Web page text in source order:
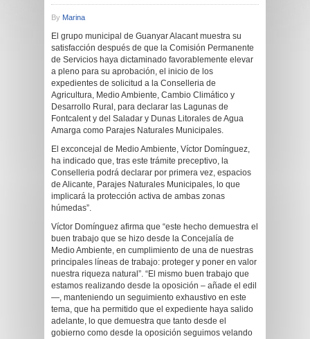
By Marina
El grupo municipal de Guanyar Alacant muestra su
satisfacción después de que la Comisión Permanente
de Servicios haya dictaminado favorablemente elevar
a pleno para su aprobación, el inicio de los
expedientes de solicitud a la Conselleria de
Agricultura, Medio Ambiente, Cambio Climático y
Desarrollo Rural, para declarar las Lagunas de
Fontcalent y del Saladar y Dunas Litorales de Agua
Amarga como Parajes Naturales Municipales.
El exconcejal de Medio Ambiente, Víctor Domínguez,
ha indicado que, tras este trámite preceptivo, la
Conselleria podrá declarar por primera vez, espacios
de Alicante, Parajes Naturales Municipales, lo que
implicará la protección activa de ambas zonas
húmedas”.
Víctor Domínguez afirma que “este hecho demuestra el
buen trabajo que se hizo desde la Concejalía de
Medio Ambiente, en cumplimiento de una de nuestras
principales líneas de trabajo: proteger y poner en valor
nuestra riqueza natural”. “El mismo buen trabajo que
estamos realizando desde la oposición – añade el edil
—, manteniendo un seguimiento exhaustivo en este
tema, que ha permitido que el expediente haya salido
adelante, lo que demuestra que tanto desde el
gobierno como desde la oposición seguimos velando